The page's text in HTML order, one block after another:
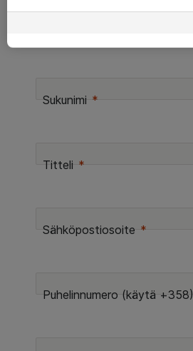
Sukunimi
Titteli
Sähköpostiosoite
Puhelinnumero (käytä +358)